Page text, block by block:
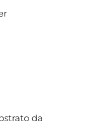
da